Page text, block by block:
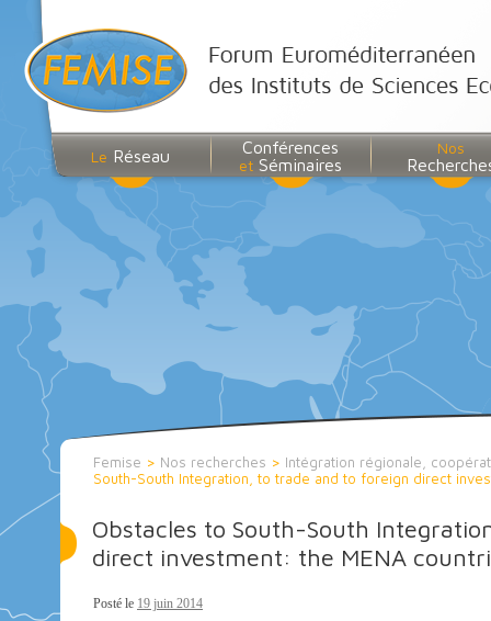
Le Réseau Conférences
et Séminaires
Nos
Femise > Nos recherches > Intégration régionale,
South-South Integration, to trade and to foreign direct
Obstacles to South-South
direct investment: the MENA
Posté le 19 juin 2014